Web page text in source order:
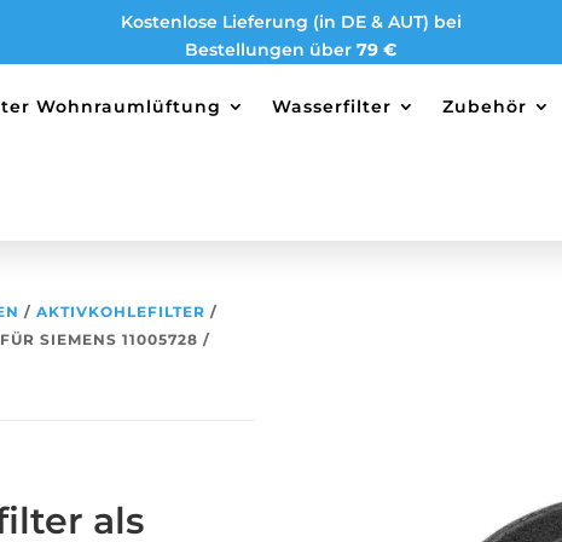
Kostenlose Lieferung (in DE & AUT) bei
Bestellungen über 79 €
Wohnraumlüftung Wasserfilter Zubehör
/AKTIVKOHLEFILTER /
SIEMENS 11005728 /
als